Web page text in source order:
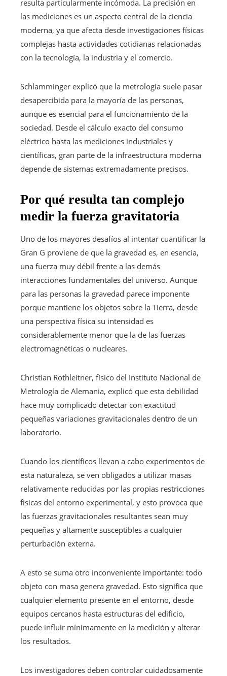
resulta particularmente incómoda. La precisión en
las mediciones es un aspecto central de la ciencia
moderna, ya que afecta desde investigaciones físicas
complejas hasta actividades cotidianas relacionadas
con la tecnología, la industria y el comercio.
Schlamminger explicó que la metrología suele pasar
desapercibida para la mayoría de las personas,
aunque es esencial para el funcionamiento de la
sociedad. Desde el cálculo exacto del consumo
eléctrico hasta las mediciones industriales y
científicas, gran parte de la infraestructura moderna
depende de sistemas extremadamente precisos.
Por qué resulta tan complejo
medir la fuerza gravitatoria
Uno de los mayores desafíos al intentar cuantificar la
Gran G proviene de que la gravedad es, en esencia,
una fuerza muy débil frente a las demás
interacciones fundamentales del universo. Aunque
para las personas la gravedad parece imponente
porque mantiene los objetos sobre la Tierra, desde
una perspectiva física su intensidad es
considerablemente menor que la de las fuerzas
electromagnéticas o nucleares.
Christian Rothleitner, físico del Instituto Nacional de
Metrología de Alemania, explicó que esta debilidad
hace muy complicado detectar con exactitud
pequeñas variaciones gravitacionales dentro de un
laboratorio.
Cuando los científicos llevan a cabo experimentos de
esta naturaleza, se ven obligados a utilizar masas
relativamente reducidas por las propias restricciones
físicas del entorno experimental, y esto provoca que
las fuerzas gravitacionales resultantes sean muy
pequeñas y altamente susceptibles a cualquier
perturbación externa.
A esto se suma otro inconveniente importante: todo
objeto con masa genera gravedad. Esto significa que
cualquier elemento presente en el entorno, desde
equipos cercanos hasta estructuras del edificio,
puede influir mínimamente en la medición y alterar
los resultados.
Los investigadores deben controlar cuidadosamente